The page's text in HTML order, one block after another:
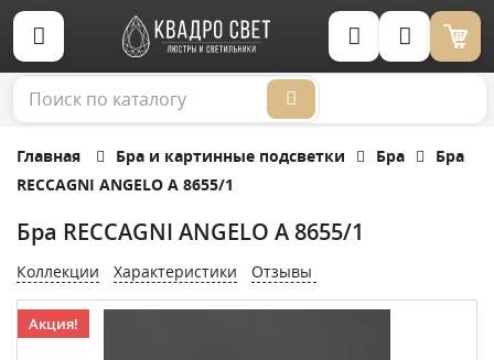
Корзина (0)
Главная Бра и картинные подсветки Бра
Бра
RECCAGNI ANGELO A 8655/1
Бра RECCAGNI ANGELO A 8655/1
Коллекции Характеристики Отзывы
Акция!